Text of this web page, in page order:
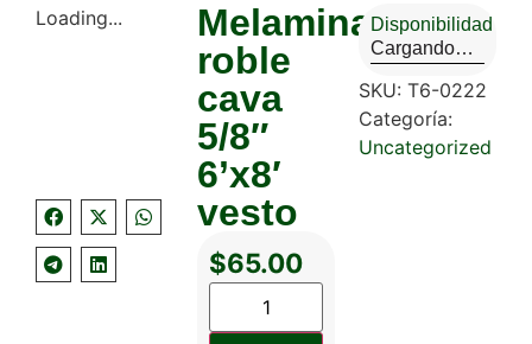
Loading...
Melamina
roble
cava
5/8″
6’x8′
vesto
$65.00
Disponibilidad
Cargando…
SKU: T6-0222
Categoría:
Uncategorized